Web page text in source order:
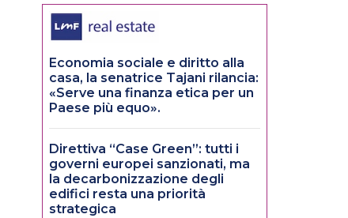
Economia sociale e diritto alla
casa, la senatrice Tajani rilancia:
«Serve una finanza etica per un
Paese più equo».
Direttiva “Case Green”: tutti i
governi europei sanzionati, ma
la decarbonizzazione degli
edifici resta una priorità
strategica